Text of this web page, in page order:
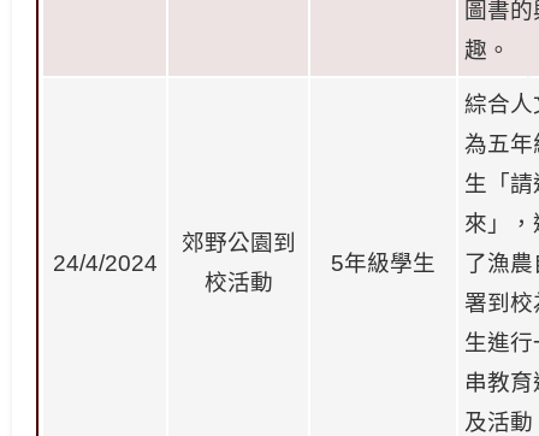
圖書的
趣。
24/4/2024
郊野公園到
校活動
5年級學生
綜合人
為五年
生「請
來」，
了漁農
署到校
生進行
串教育
及活動